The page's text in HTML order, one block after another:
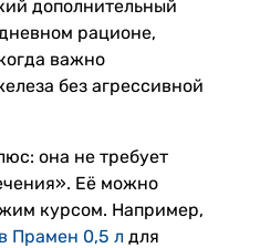
дополнительный
рационе,
важно
без агрессивной
она не требует
Её можно
курсом. Например,
Прамен 0,5 л для